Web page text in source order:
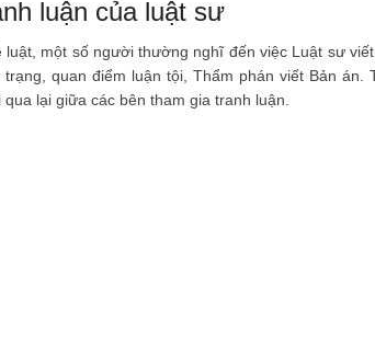
luận của luật sư
luật, một số người thường nghĩ đến việc Luật sư
quan điểm luận tội, Thẩm phán viết Bản án.
lại giữa các bên tham gia tranh luận.